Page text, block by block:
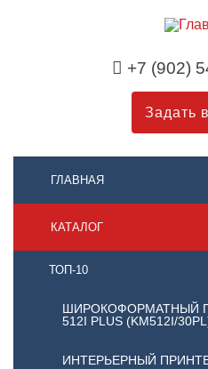
+7 (902)
Задать
ГЛАВНАЯ
КАТАЛОГ
ТОП-10
ШИРОКОФОРМАТНЫЙ
512I PLUS (KM512I/
ИНТЕРЬЕРНЫЙ